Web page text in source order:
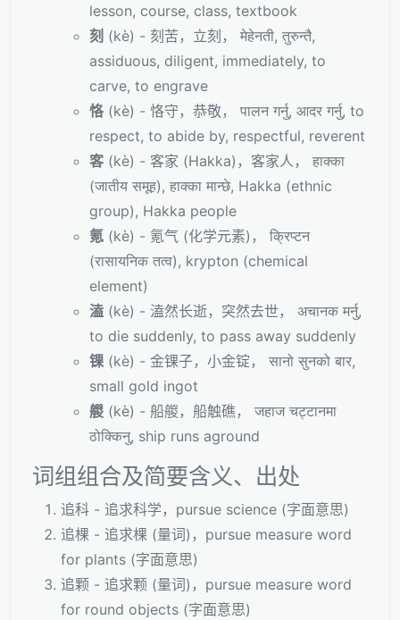
lesson, course, class, textbook
刻 (kè) - 刻苦，立刻， मेहेनती, तुरुन्तै,
assiduous, diligent, immediately, to
carve, to engrave
恪(kè) - 恪守，恭敬， पालन गर्नु, आदर गर्नु, to
respect, to abide by, respectful, reverent
客 (kè) - 客家 (Hakka)，客家人， हाक्का
(जातीय समूह), हाक्का मान्छे, Hakka (ethnic
group), Hakka people
氪 (kè) - 氪气 (化学元素)， क्रिप्टन
(रासायनिक तत्व), krypton (chemical
element)
溘 (kè) - 溘然长逝，突然去世， अचानक मर्नु,
to die suddenly, to pass away suddenly
锞 (kè) - 金锞子，小金锭， सानो सुनको बार,
small gold ingot
艐 (kè) - 船艐，船触礁， जहाज चट्टानमा
ठोक्किनु, ship runs aground
词组组合及简要含义、出处
追科 - 追求科学，pursue science (字面意思)
追棵 - 追求棵 (量词)，pursue measure word
for plants (字面意思)
追颗 - 追求颗 (量词)，pursue measure word
for round objects (字面意思)